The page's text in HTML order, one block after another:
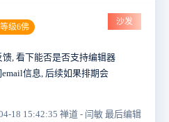
级6佛
沙发
, 看下能否是否支持编辑器
信息, 后续如果排期会
18 15:42:35 禅道 - 闫敏 最后编辑